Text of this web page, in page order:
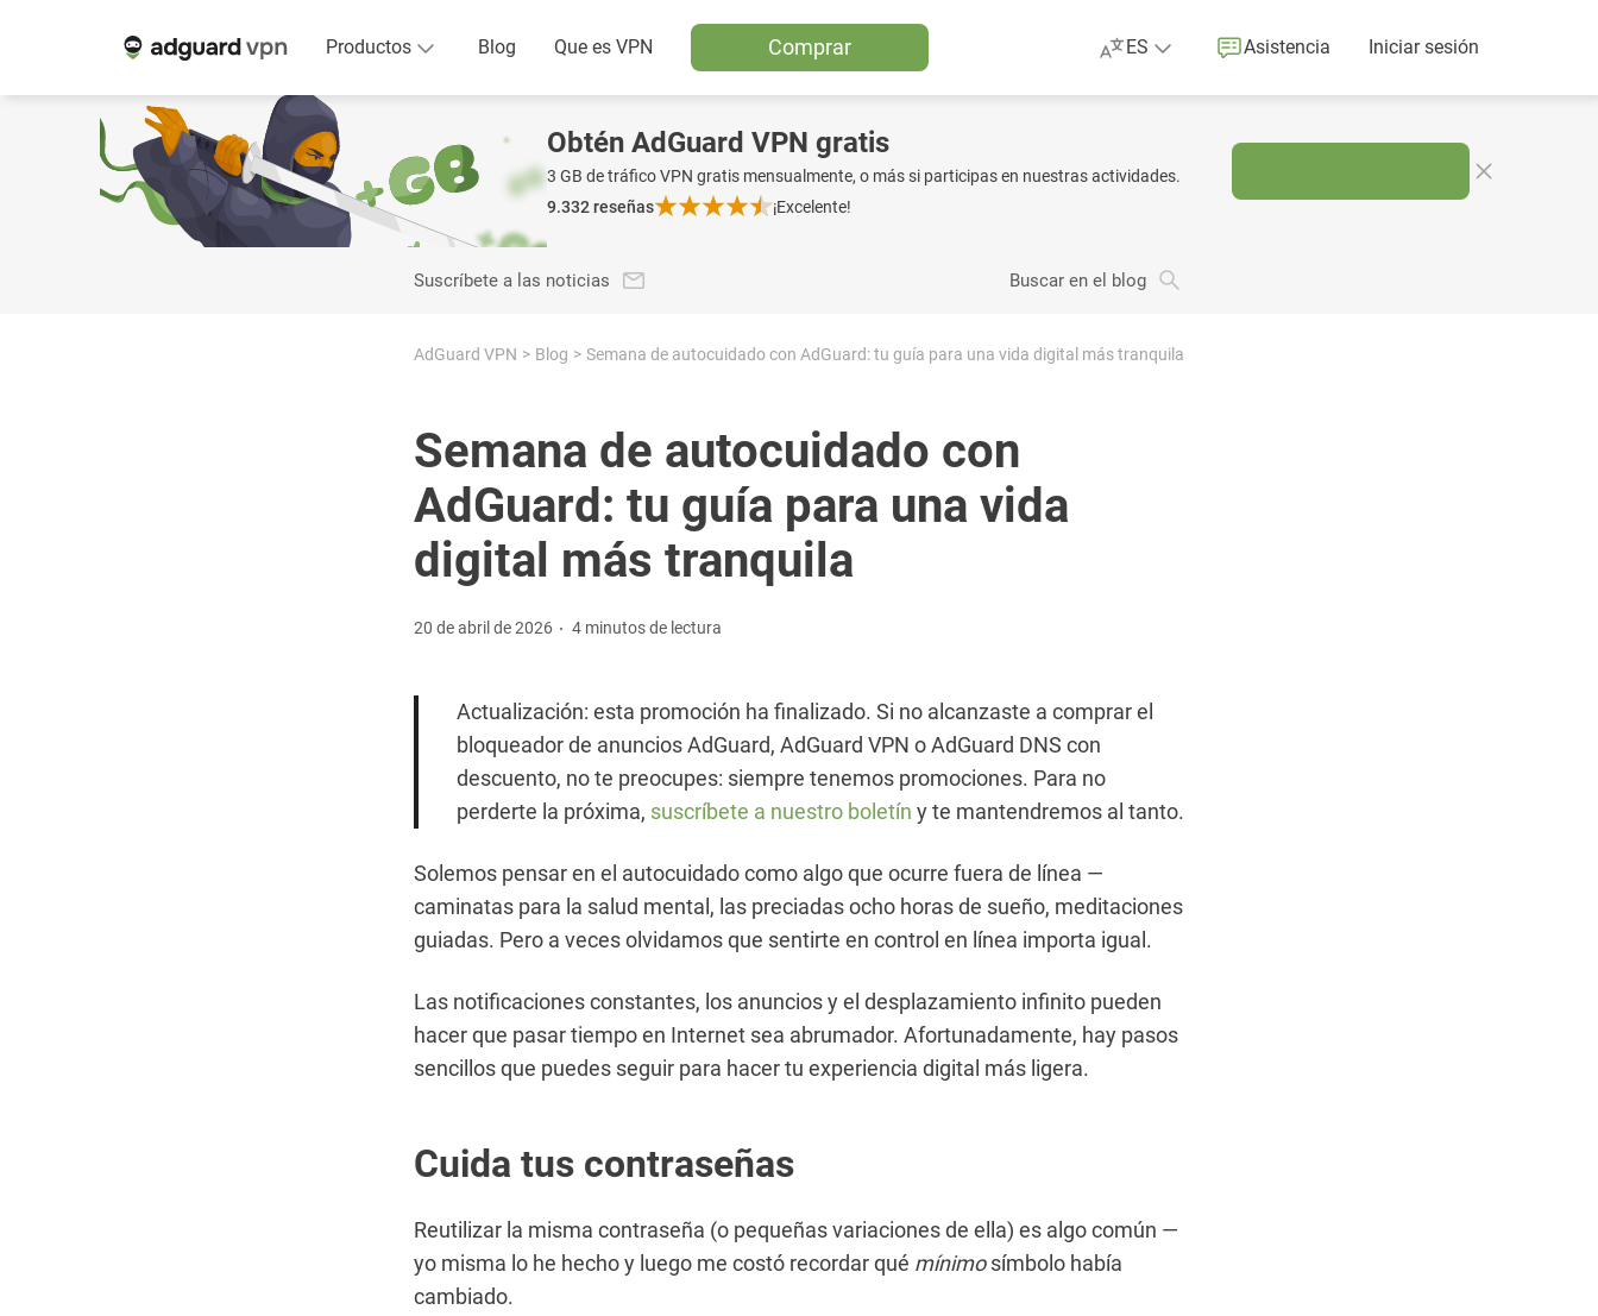
Productos Blog Que es VPN Comprar ES Asistencia Iniciar sesión
Obtén AdGuard VPN gratis
3 GB de tráfico VPN gratis mensualmente, o más si participas en nuestras actividades.
9.332reseñas ¡Excelente!
Suscríbete a las noticias Buscar en el blog
AdGuard VPN Blog Semana de autocuidado con AdGuard: tu guía para una vida digital más tranquila
Semana de autocuidado con
AdGuard: tu guía para una vida
digital más tranquila
20 de abril de 2026 4 minutos de lectura
Actualización: esta promoción ha finalizado. Si no alcanzaste a comprar el
bloqueador de anuncios AdGuard, AdGuard VPN o AdGuard DNS con
descuento, no te preocupes: siempre tenemos promociones. Para no
perderte la próxima, suscríbete a nuestro boletín y te mantendremos al tanto.
Solemos pensar en el autocuidado como algo que ocurre fuera de línea —
caminatas para la salud mental, las preciadas ocho horas de sueño, meditaciones
guiadas. Pero a veces olvidamos que sentirte en control en línea importa igual.
Las notificaciones constantes, los anuncios y el desplazamiento infinito pueden
hacer que pasar tiempo en Internet sea abrumador. Afortunadamente, hay pasos
sencillos que puedes seguir para hacer tu experiencia digital más ligera.
Cuida tus contraseñas
Reutilizar la misma contraseña (o pequeñas variaciones de ella) es algo común —
yo misma lo he hecho y luego me costó recordar qué mínimosímbolo había
cambiado.